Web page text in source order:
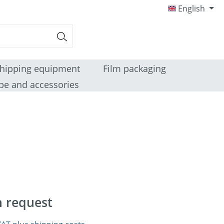
English
equipment
Film packaging
and accessories
request